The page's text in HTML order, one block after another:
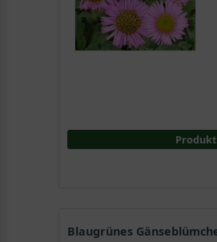
Blaugrünes